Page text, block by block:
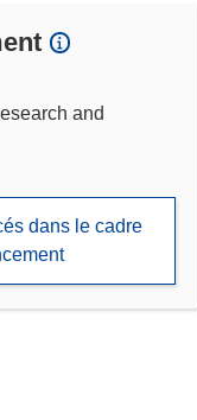
and
dans le cadre